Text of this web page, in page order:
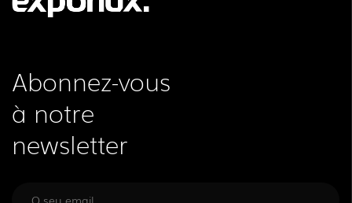
Abonnez-vous
à notre
newsletter